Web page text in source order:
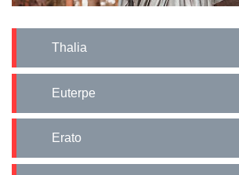
Thalia
Euterpe
Erato